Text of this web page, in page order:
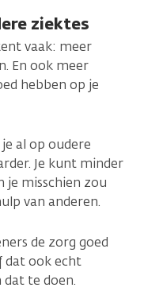
ziektes
vaak: meer
En ook meer
hebben op je
al op oudere
Je kunt minder
je misschien zou
van anderen.
de zorg goed
dat ook echt
te doen.